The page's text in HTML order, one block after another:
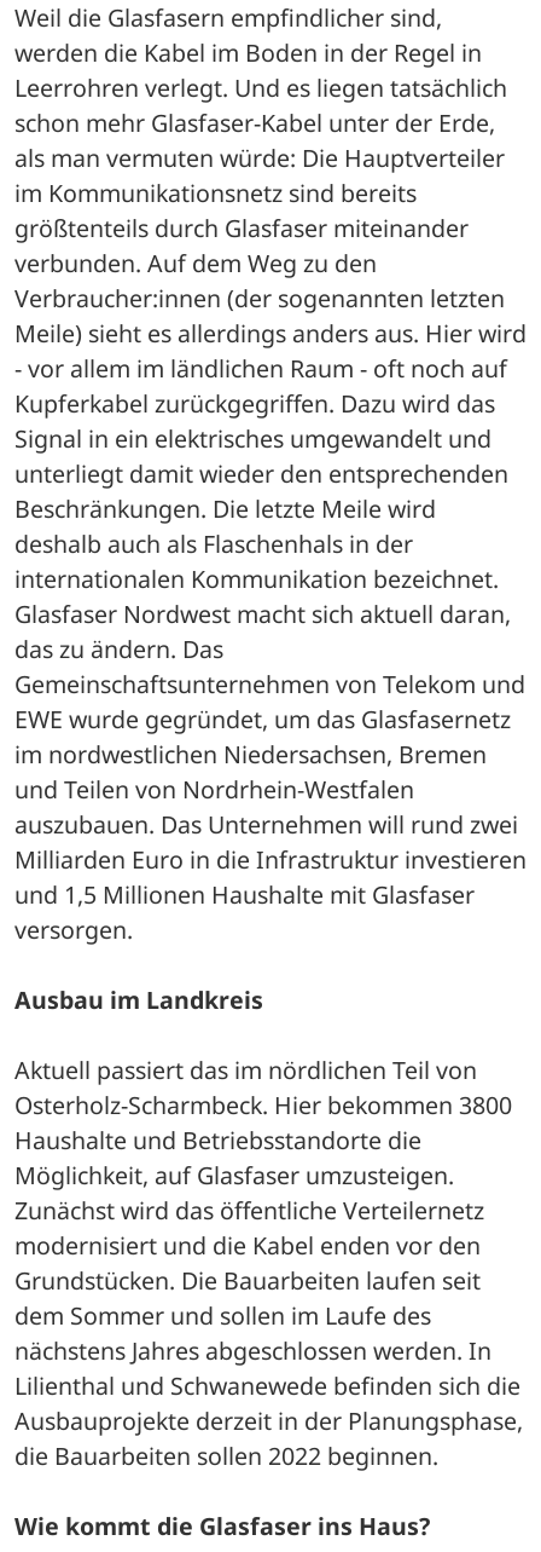
Weil die Glasfasern empfindlicher sind,
werden die Kabel im Boden in der Regel in
Leerrohren verlegt. Und es liegen tatsächlich
schon mehr Glasfaser-Kabel unter der Erde,
als man vermuten würde: Die Hauptverteiler
im Kommunikationsnetz sind bereits
größtenteils durch Glasfaser miteinander
verbunden. Auf dem Weg zu den
Verbraucher:innen (der sogenannten letzten
Meile) sieht es allerdings anders aus. Hier wird
- vor allem im ländlichen Raum - oft noch auf
Kupferkabel zurückgegriffen. Dazu wird das
Signal in ein elektrisches umgewandelt und
unterliegt damit wieder den entsprechenden
Beschränkungen. Die letzte Meile wird
deshalb auch als Flaschenhals in der
internationalen Kommunikation bezeichnet.
Glasfaser Nordwest macht sich aktuell daran,
das zu ändern. Das
Gemeinschaftsunternehmen von Telekom und
EWE wurde gegründet, um das Glasfasernetz
im nordwestlichen Niedersachsen, Bremen
und Teilen von Nordrhein-Westfalen
auszubauen. Das Unternehmen will rund zwei
Milliarden Euro in die Infrastruktur investieren
und 1,5 Millionen Haushalte mit Glasfaser
versorgen.
Ausbau im Landkreis
Aktuell passiert das im nördlichen Teil von
Osterholz-Scharmbeck. Hier bekommen 3800
Haushalte und Betriebsstandorte die
Möglichkeit, auf Glasfaser umzusteigen.
Zunächst wird das öffentliche Verteilernetz
modernisiert und die Kabel enden vor den
Grundstücken. Die Bauarbeiten laufen seit
dem Sommer und sollen im Laufe des
nächstens Jahres abgeschlossen werden. In
Lilienthal und Schwanewede befinden sich die
Ausbauprojekte derzeit in der Planungsphase,
die Bauarbeiten sollen 2022 beginnen.
Wie kommt die Glasfaser ins Haus?